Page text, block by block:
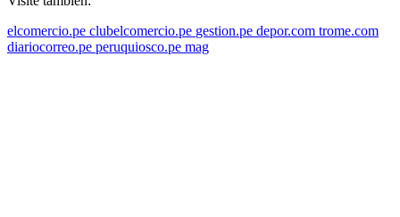
elcomercio.pe clubelcomercio.pe gestion.pe depor.com trome.com
diariocorreo.pe peruquiosco.pe mag